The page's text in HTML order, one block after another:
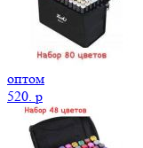
оптом
520. p